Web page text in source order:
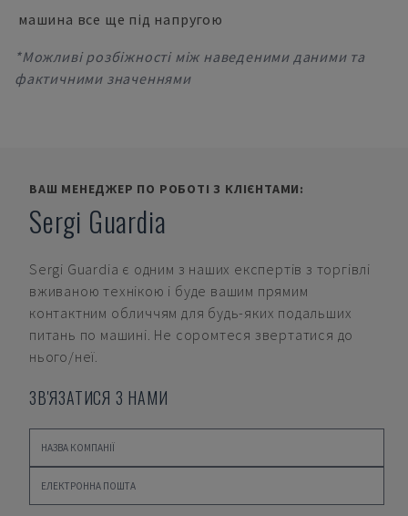
машина все ще під напругою
*Можливі розбіжності між наведеними даними та
фактичними значеннями
ВАШ МЕНЕДЖЕР ПО РОБОТІ З КЛІЄНТАМИ:
Sergi Guardia
Sergi Guardia є одним з наших експертів з торгівлі
вживаною технікою і буде вашим прямим
контактним обличчям для будь-яких подальших
питань по машині. Не соромтеся звертатися до
нього/неї.
ЗВ'ЯЗАТИСЯ З НАМИ